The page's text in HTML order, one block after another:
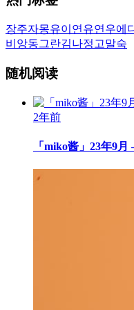
장주자몽유이 연유연우에
비앙동그란김나정 고말숙
随机阅读
2年前
「miko酱」23年9月